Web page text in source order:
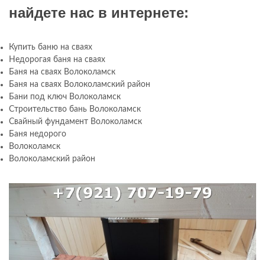
найдете нас в интернете:
Купить баню на сваях
Недорогая баня на сваях
Баня на сваях Волоколамск
Баня на сваях Волоколамский район
Бани под ключ Волоколамск
Строительство бань Волоколамск
Свайный фундамент Волоколамск
Баня недорого
Волоколамск
Волоколамский район